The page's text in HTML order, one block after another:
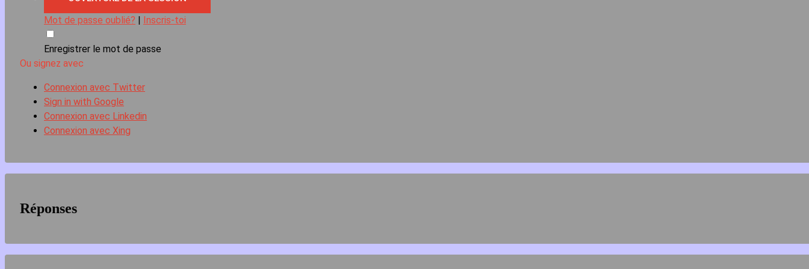
Mot de passe oublié? Inscris-toi
Enregistrer le mot de passe
Ou signez avec
Connexion avec Twitter
Sign in with Google
Connexion avec Linkedin
Connexion avec Xing
Réponses